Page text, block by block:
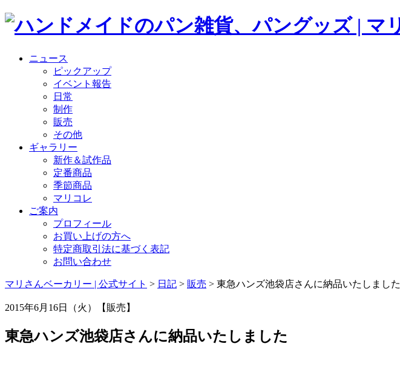
ニュース
ピックアップ
イベント報告
日常
制作
販売
その他
ギャラリー
新作＆試作品
定番商品
季節商品
マリコレ
ご案内
プロフィール
お買い上げの方へ
特定商取引法に基づく表記
お問い合わせ
マリさんベーカリー | 公式サイト > 日記 > 販売 > 東急ハンズ池袋店さんに納品いたしました
2015年6月16日（火）【販売】
東急ハンズ池袋店さんに納品いたしました